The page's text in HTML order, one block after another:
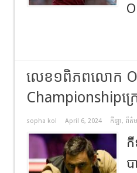
លេខ១ពិភពលោក
Championship
sopha kol April 6, 2024 កីឡា, ព័ត៌ម
ប